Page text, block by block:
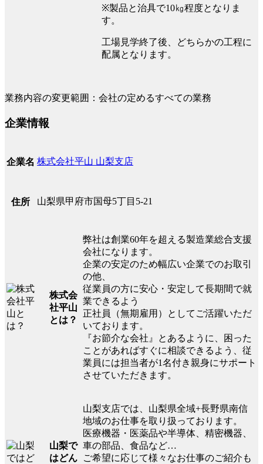
※製品と治具で10㎏程度となりま
す。
工場見学終了後、どちらかの工程に
配属となります。
業務内容の変更範囲：会社の定めるすべての業務
企業情報
企業名 株式会社平山 山梨支店
住所 山梨県甲府市国母5丁目5-21
株式会
社平山
とは？
弊社は創業60年を超える製造業総合支援
会社になります。
企業の安定のため幅広い企業でのお取引
の他、
従業員の方に安心・安定して長期間で就
業できるよう
正社員（無期雇用）としてご活躍いただ
いております。
『お節介な会社』とあるように、困った
ことがあればすぐに相談できるよう、従
業員には担当者が1名付き親身にサポート
させていただきます。
山梨で
はどん
山梨支店では、山梨県全域+長野県南信
地域のお仕事を取り扱っております。
医療機器・医薬品や半導体、精密機器、
車の部品、食品など…
ご希望に応じて様々なお仕事のご紹介も